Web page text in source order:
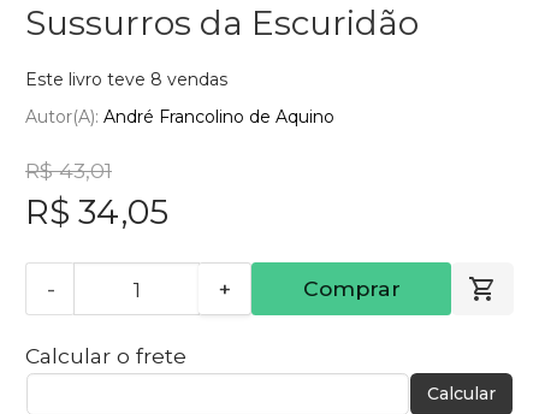
Sussurros da Escuridão
Este livro teve 8 vendas
Autor(a): André Francolino de Aquino
R$ 43,01
R$ 34,05
- + Comprar
Calcular o frete
Calcular